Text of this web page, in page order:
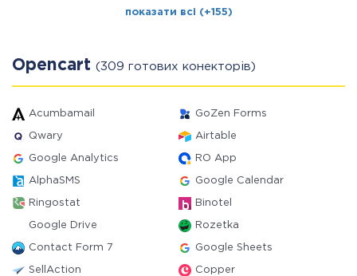
показати всі (+155)
Opencart (309 готових конекторів)
Acumbamail GoZen Forms
Qwary Airtable
Google Analytics RO App
AlphaSMS Google Calendar
Ringostat Binotel
Google Drive Rozetka
Contact Form 7 Google Sheets
SellAction Copper